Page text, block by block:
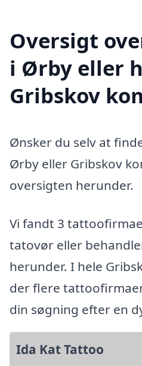
Oversigt
i Ørby eller
Gribskov
Ønsker du selv at
Ørby eller Gribskov
oversigten herunder.
Vi fandt 3
tatovør eller
herunder. I hele
der flere
din søgning efter en
Ida Kat Tattoo